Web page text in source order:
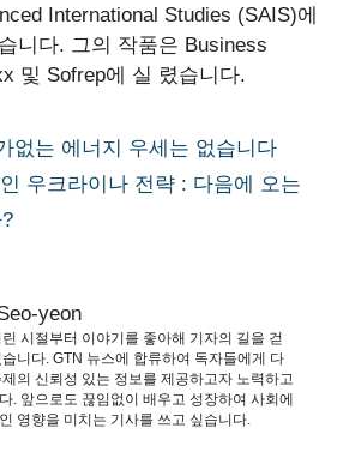
International Studies (SAIS)에
니다. 그의 작품은 Business
및 Sofrep에 실 렸습니다.
없는 에너지 우세는 없습니다
우크라이나 전략 : 다음에 오는
yeon
시절부터 이야기를 좋아해 기자의 길을 걷
습니다. GTN 뉴스에 합류하여 독자들에게 다
의 신뢰성 있는 정보를 제공하고자 노력하고
. 앞으로도 끊임없이 배우고 성장하여 사회에
영향을 미치는 기사를 쓰고 싶습니다.